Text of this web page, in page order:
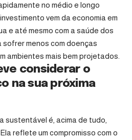
no médio e longo
vem da economia em
e até mesmo com a saúde dos
sofrer menos com doenças
ambientes mais bem projetados.
considerar o
na sua próxima
sustentável é, acima de tudo,
reflete um compromisso com o